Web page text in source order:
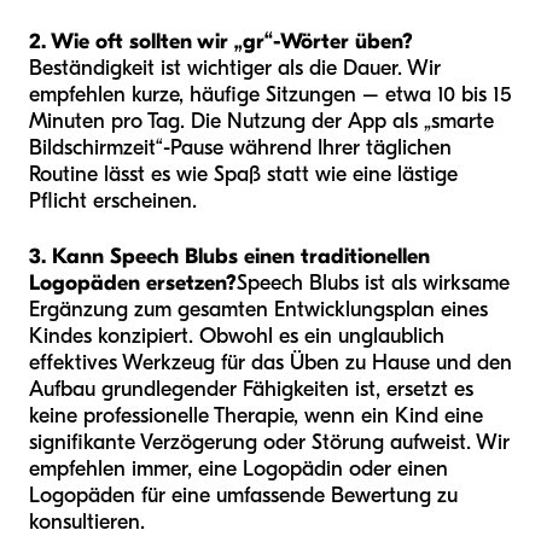
2. Wie oft sollten wir „gr“-Wörter üben?
Beständigkeit ist wichtiger als die Dauer. Wir
empfehlen kurze, häufige Sitzungen – etwa 10 bis 15
Minuten pro Tag. Die Nutzung der App als „smarte
Bildschirmzeit“-Pause während Ihrer täglichen
Routine lässt es wie Spaß statt wie eine lästige
Pflicht erscheinen.
3. Kann Speech Blubs einen traditionellen
Logopäden ersetzen?Speech Blubs ist als wirksame
Ergänzung zum gesamten Entwicklungsplan eines
Kindes konzipiert. Obwohl es ein unglaublich
effektives Werkzeug für das Üben zu Hause und den
Aufbau grundlegender Fähigkeiten ist, ersetzt es
keine professionelle Therapie, wenn ein Kind eine
signifikante Verzögerung oder Störung aufweist. Wir
empfehlen immer, eine Logopädin oder einen
Logopäden für eine umfassende Bewertung zu
konsultieren.